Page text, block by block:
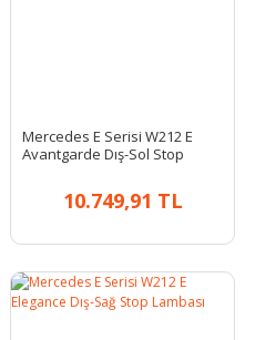
Mercedes E Serisi W212 E
Avantgarde Dış-Sol Stop
10.749,91 TL